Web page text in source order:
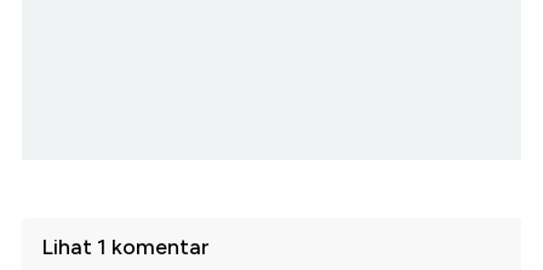
Lihat 1 komentar